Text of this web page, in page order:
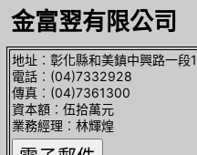
金富翌有限公司
地址︰彰化縣和美鎮中興路一段
電話︰(04)7332928
傳真︰(04)7361300
資本額︰伍拾萬元
業務經理︰林輝煌